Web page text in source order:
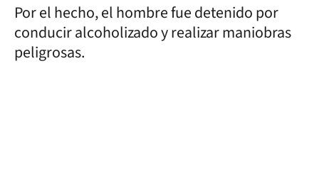
Por el hecho, el hombre fue detenido por
conducir alcoholizado y realizar maniobras
peligrosas.